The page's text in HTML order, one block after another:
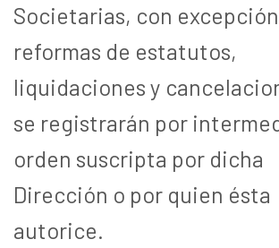
Societarias, con
reformas de estatutos,
liquidaciones y
se registrarán por
orden suscripta por dicha
Dirección o por quien ésta
autorice.